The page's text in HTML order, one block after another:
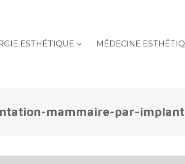
ESTHÉTIQUE MÉDECINE
mammaire-par-